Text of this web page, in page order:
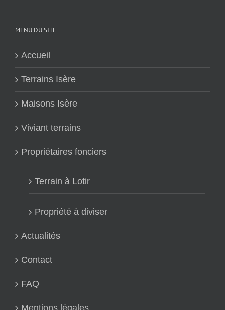
MENU DU SITE
Accueil
Terrains Isère
Maisons Isère
Viviant terrains
Propriétaires fonciers
Terrain à Lotir
Propriété à diviser
Actualités
Contact
FAQ